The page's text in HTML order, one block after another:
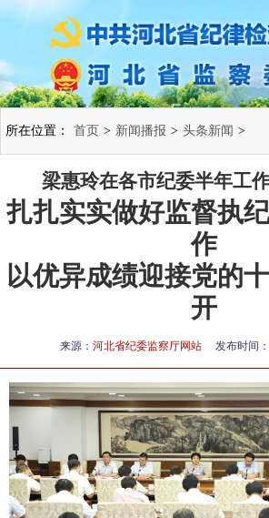
所在位置： 首页 > 新闻播报 > 头条新闻 >
梁惠玲在各市纪委半年工
扎扎实实做好监督执
作
以优异成绩迎接党的
开
来源： 河北省纪委监察厅网站 发布时间：